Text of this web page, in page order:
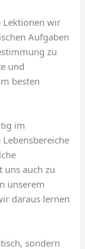
Lektionen wir
Aufgaben
zu
und
besten
im
uns auch zu
unserem
daraus lernen
sondern